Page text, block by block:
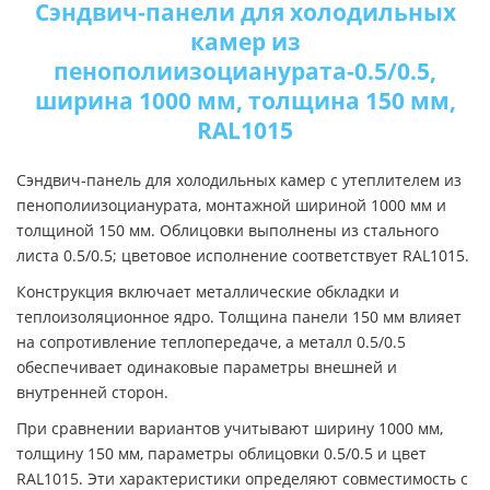
Сэндвич-панели для холодильных
камер из
пенополиизоцианурата-0.5/0.5,
ширина 1000 мм, толщина 150 мм,
RAL1015
Сэндвич-панель для холодильных камер с утеплителем из
пенополиизоцианурата, монтажной шириной 1000 мм и
толщиной 150 мм. Облицовки выполнены из стального
листа 0.5/0.5; цветовое исполнение соответствует RAL1015.
Конструкция включает металлические обкладки и
теплоизоляционное ядро. Толщина панели 150 мм влияет
на сопротивление теплопередаче, а металл 0.5/0.5
обеспечивает одинаковые параметры внешней и
внутренней сторон.
При сравнении вариантов учитывают ширину 1000 мм,
толщину 150 мм, параметры облицовки 0.5/0.5 и цвет
RAL1015. Эти характеристики определяют совместимость с